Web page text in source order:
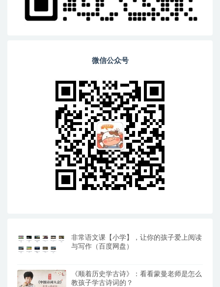
微信公众号
非常语文课【小学】，让你的孩子爱上阅读
与写作（百度网盘）
《顺着历史学古诗》：看看蒙曼老师是怎么
教孩子学古诗词的？